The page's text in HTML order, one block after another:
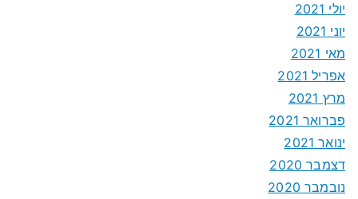
יולי 2021
יוני 2021
מאי 2021
אפריל 2021
מרץ 2021
פברואר 2021
ינואר 2021
דצמבר 2020
נובמבר 2020